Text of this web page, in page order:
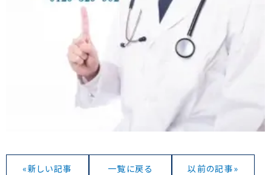
«新しい記事 一覧に戻る 以前の記事»